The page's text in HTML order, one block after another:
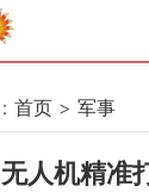
首页 > 军事
人机精准